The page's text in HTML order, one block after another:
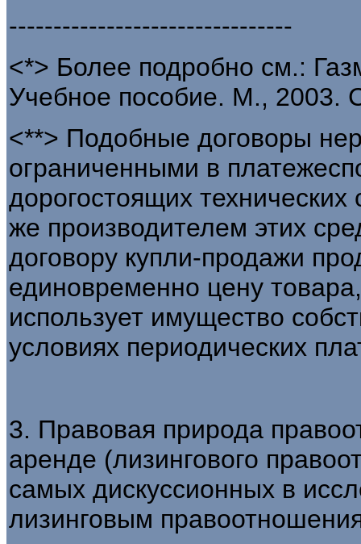
--------------------------------
<*> Более подробно см.:
Учебное пособие. М., 2003.
<**> Подобные договоры
ограниченными в
дорогостоящих
же производителем этих
договору купли-продажи
единовременно цену
использует имущество
условиях периодических
3. Правовая природа
аренде (лизингового
самых дискуссионных в
лизинговым